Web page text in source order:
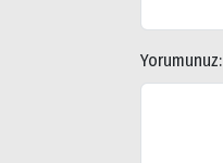
Yorumunuz: